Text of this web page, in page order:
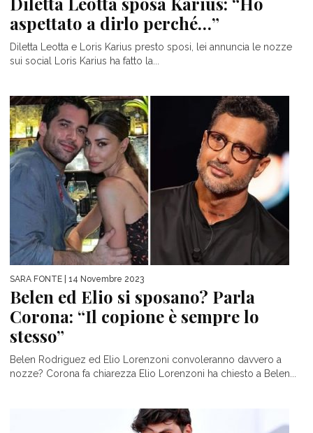
aspettato a dirlo perché…”
Diletta Leotta e Loris Karius presto sposi, lei annuncia le nozze
sui social Loris Karius ha fatto la...
SARA FONTE | 14 Novembre 2023
Belen ed Elio si sposano? Parla
Corona: “Il copione è sempre lo
stesso”
Belen Rodriguez ed Elio Lorenzoni convoleranno davvero a
nozze? Corona fa chiarezza Elio Lorenzoni ha chiesto a Belen...